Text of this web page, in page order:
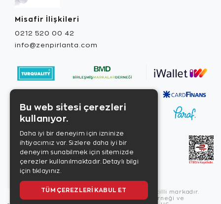
Misafir İlişkileri
0212 520 00 42
info@zenpirlanta.com
Copyright © 2026, Zen Diamond tescilli markadır.
Zen Diamond Birleşmiş Markalar Derneği ve
Bu web sitesi çerezleri
kullanıyor.
Daha iyi bir deneyim için izninize
ihtiyacımız var. Sizlere daha iyi bir
deneyim sunabilmek için sitemizde
çerezler kullanılmaktadır. Detaylı bilgi
için tıklayınız.
TÜM ÇEREZLERI KABUL ET